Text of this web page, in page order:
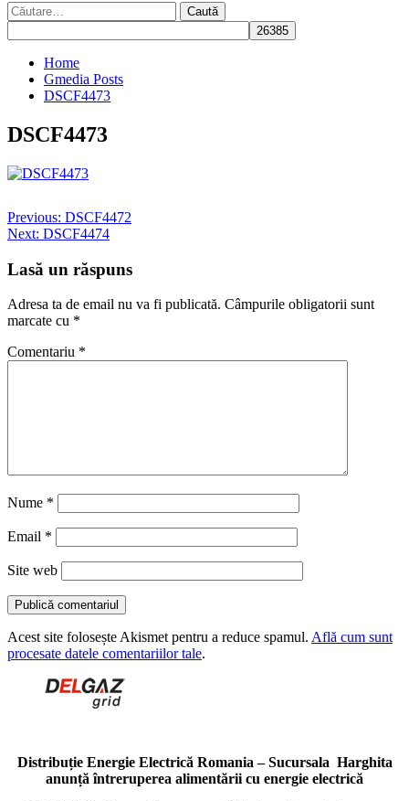
Caută
după:
Home
Gmedia Posts
DSCF4473
DSCF4473
Post
navigation
Previous: DSCF4472
Next: DSCF4474
Lasă un răspuns
Adresa ta de email nu va fi publicată. Câmpurile obligatorii sunt
marcate cu *
Comentariu *
Nume *
Email *
Site web
Acest site folosește Akismet pentru a reduce spamul. Află cum sunt
procesate datele comentariilor tale.
Distribuție Energie Electrică Romania – Sucursala Harghita
anunță întreruperea alimentării cu energie electrică